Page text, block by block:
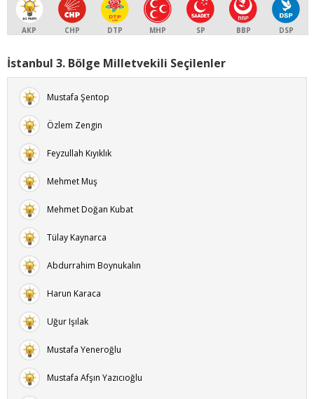
AKP CHP DTP MHP SP BBP DSP
İstanbul 3. Bölge Milletvekili Seçilenler
Mustafa Şentop
Özlem Zengin
Feyzullah Kıyıklık
Mehmet Muş
Mehmet Doğan Kubat
Tülay Kaynarca
Abdurrahim Boynukalın
Harun Karaca
Uğur Işılak
Mustafa Yeneroğlu
Mustafa Afşın Yazıcıoğlu